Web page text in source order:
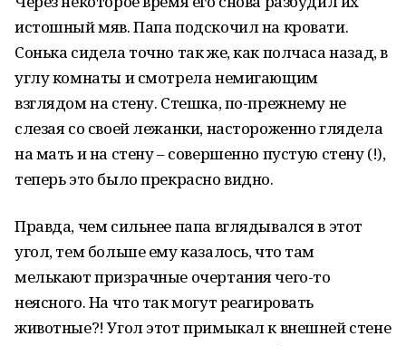
истошный мяв. Папа подскочил на кровати.
Сонька сидела точно так же, как полчаса назад, в
углу комнаты и смотрела немигающим
взглядом на стену. Стешка, по-прежнему не
слезая со своей лежанки, настороженно глядела
на мать и на стену – совершенно пустую стену (!),
теперь это было прекрасно видно.
Правда, чем сильнее папа вглядывался в этот
угол, тем больше ему казалось, что там
мелькают призрачные очертания чего-то
неясного. На что так могут реагировать
животные?! Угол этот примыкал к внешней стене